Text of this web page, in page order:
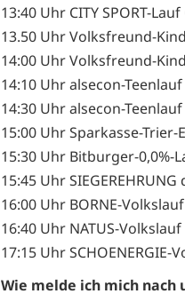
13:40 Uhr CITY SPORT-
13.50 Uhr Volksfreund-
14:00 Uhr Volksfreund-
14:10 Uhr alsecon-
14:30 Uhr alsecon-
15:00 Uhr Sparkasse-
15:30 Uhr Bitburger-0,0%-
15:45 Uhr
16:00 Uhr BORNE-
16:40 Uhr NATUS-
17:15 Uhr
Wie melde ich mich